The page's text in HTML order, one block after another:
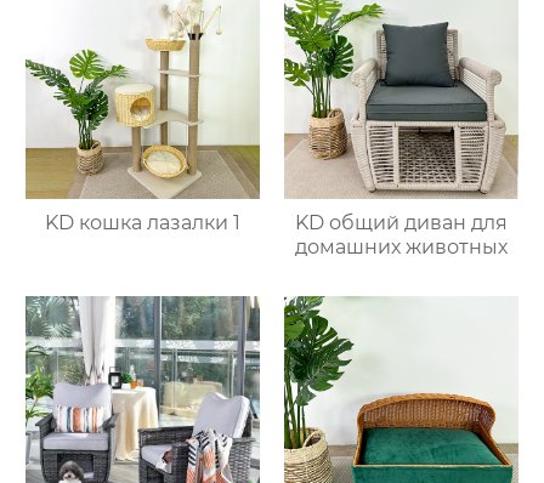
KD кошка лазалки 1
KD общий диван для
домашних животных